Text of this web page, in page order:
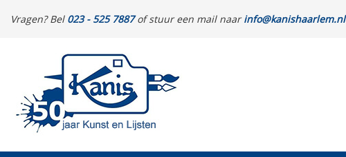
Vragen? Bel 023 - 525 7887of stuur een mail naarinfo@kanishaarlem.nl